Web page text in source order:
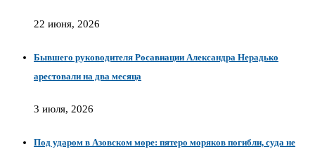
22 июня, 2026
Бывшего руководителя Росавиации Александра Нерадько
арестовали на два месяца
3 июля, 2026
Под ударом в Азовском море: пятеро моряков погибли, суда не